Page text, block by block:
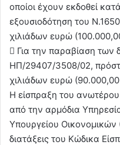
οποίοι έχουν εκδοθεί κατά
εξουσιοδότηση του
χιλιάδων ευρώ
 Για την παραβίαση των
HΠ/29407/3508/02,
χιλιάδων ευρώ
Η είσπραξη του ανωτέρου
από την αρμόδια
Υπουργείου
διατάξεις του Κώδικα